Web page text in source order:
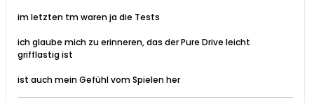
im letzten tm waren ja die Tests
ich glaube mich zu erinneren, das der Pure Drive leicht
grifflastig ist
ist auch mein Gefühl vom Spielen her